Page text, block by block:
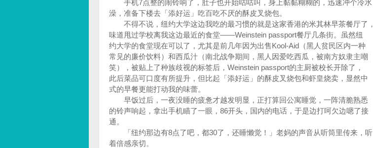
手机7点整的闹铃响了，肚子也开始咕咕叫，身上黏黏糊糊的，迅速冲个冷水
澡，准备下楼去「添好运」吃百吃不厌的酥皮叉烧包。
不得不说，纽约大学这边我吃的最习惯的就是这家香港的米其林早茶餐厅了，
味道甩过学校离我这边最近的食堂——Weinstein passport餐厅几条街。虽然纽
约大学的食堂现在可以了，尤其是前几年因为出售Kool-Aid（黑人贫民区内一种
常见的廉价饮料）和西瓜汁（南北战争期间，黑人因爱吃西瓜，被南方奴隶主嘲
笑），被贴上了种族歧视的标签后，Weinstein passport的主厨被校长开除了，
此后菜品可口度有所提升，但比起「添好运」的酥皮叉烧包和虾皇烧卖，显然中
式的早餐更能打动我的味蕾。
早饭过后，一夜没睡的疲惫才越发明显，正打算回公寓睡觉，一阵清脆熟悉
的铃声响起，拿出手机瞄了一眼，86开头，国内的电话，于是边打呵欠边嗯了接
通。
「纽约那边有8点了吧，都30了，还睡懒觉！」老妈的声音从听筒里传来，听
着倍感亲切。